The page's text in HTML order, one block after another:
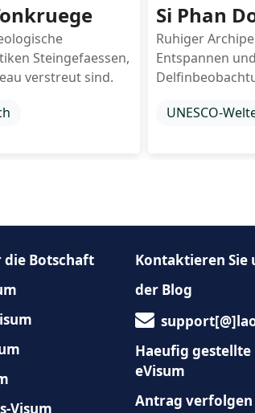
Steingefaessen,
verstreut sind.
Si Phan
Ruhiger
Entspannen
UNESCO-
die Botschaft
Visum
Kontaktieren Sie
der Blog
Haeufig gestellte
eVisum
Antrag verfolgen